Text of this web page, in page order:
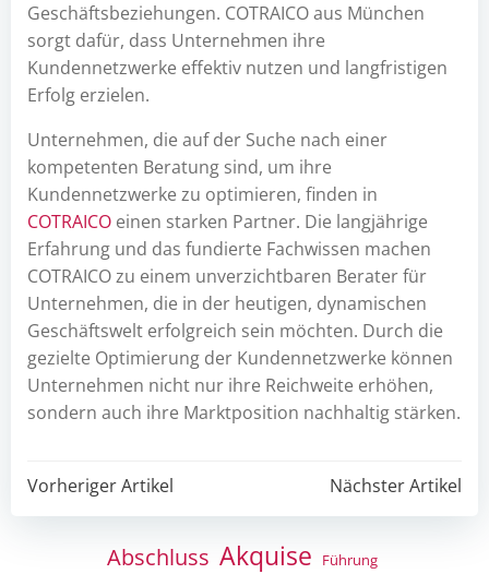
Geschäftsbeziehungen. COTRAICO aus München
sorgt dafür, dass Unternehmen ihre
Kundennetzwerke effektiv nutzen und langfristigen
Erfolg erzielen.
Unternehmen, die auf der Suche nach einer
kompetenten Beratung sind, um ihre
Kundennetzwerke zu optimieren, finden in
COTRAICO einen starken Partner. Die langjährige
Erfahrung und das fundierte Fachwissen machen
COTRAICO zu einem unverzichtbaren Berater für
Unternehmen, die in der heutigen, dynamischen
Geschäftswelt erfolgreich sein möchten. Durch die
gezielte Optimierung der Kundennetzwerke können
Unternehmen nicht nur ihre Reichweite erhöhen,
sondern auch ihre Marktposition nachhaltig stärken.
Post
navigation
Vorheriger Artikel
navigation
Nächster Artikel
Abschluss Akquise Führung